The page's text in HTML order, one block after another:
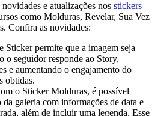
e atualizações nos stickers
como Molduras, Revelar, Sua Vez
Confira as novidades:
Sticker permite que a imagem seja
o seguidor responde ao Story,
e aumentando o engajamento do
obtidas.
o Sticker Molduras, é possível
galeria com informações de data e
além de incluir uma legenda. Esse